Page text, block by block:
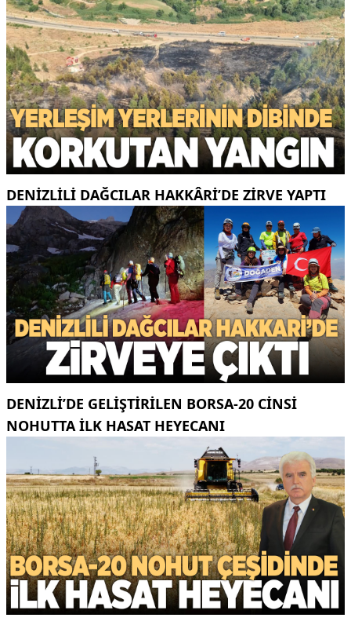
DENIZLILI DAĞCILAR HAKKÂRI’DE ZIRVE YAPTI
DENIZLI’DE GELIŞTIRILEN BORSA-20 CINSI
NOHUTTA ILK HASAT HEYECANI